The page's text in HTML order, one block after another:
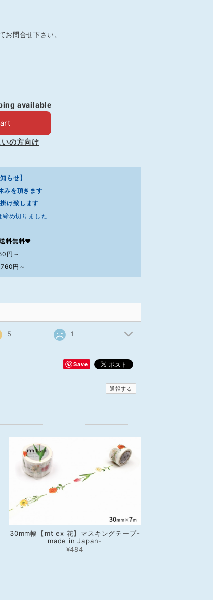
お問合せ下さい。
available
の方向け
らせ】
を頂きます
け致します
め切りました
料無料❤
円～
円～
5 1
Save
通報する
30mm幅【mt ex 花】マスキングテープ-
made in Japan-
¥484